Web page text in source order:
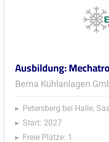
Ausbildung:
Berna Kühlanlagen
Petersberg bei Halle,
Start: 2027
Freie Plätze: 1